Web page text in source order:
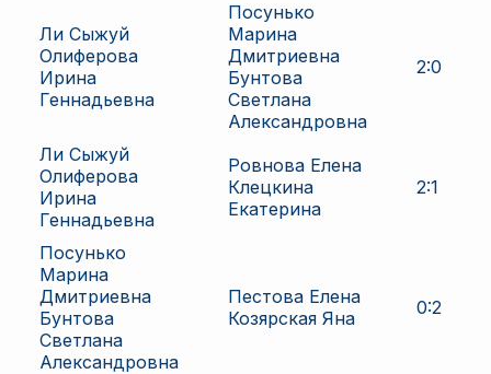
Ли Сыжуй
Олиферова
Ирина
Геннадьевна
Посунько
Марина
Дмитриевна
Бунтова
Светлана
Александровна
2:0
Ли Сыжуй
Олиферова
Ирина
Геннадьевна
Ровнова Елена
Клецкина
Екатерина
2:1
Посунько
Марина
Дмитриевна
Бунтова
Светлана
Александровна
Пестова Елена
Козярская Яна
0:2